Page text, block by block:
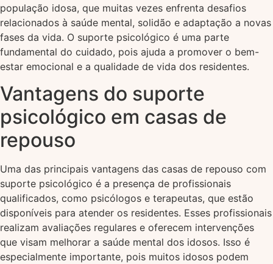
população idosa, que muitas vezes enfrenta desafios
relacionados à saúde mental, solidão e adaptação a novas
fases da vida. O suporte psicológico é uma parte
fundamental do cuidado, pois ajuda a promover o bem-
estar emocional e a qualidade de vida dos residentes.
Vantagens do suporte
psicológico em casas de
repouso
Uma das principais vantagens das casas de repouso com
suporte psicológico é a presença de profissionais
qualificados, como psicólogos e terapeutas, que estão
disponíveis para atender os residentes. Esses profissionais
realizam avaliações regulares e oferecem intervenções
que visam melhorar a saúde mental dos idosos. Isso é
especialmente importante, pois muitos idosos podem